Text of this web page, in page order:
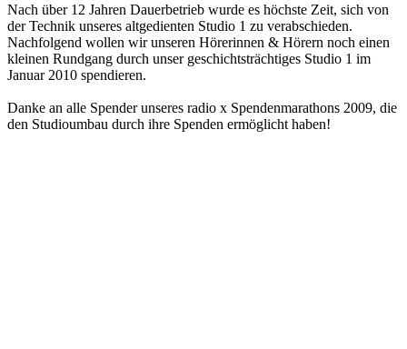
Nach über 12 Jahren Dauerbetrieb wurde es höchste Zeit, sich von
der Technik unseres altgedienten Studio 1 zu verabschieden.
Nachfolgend wollen wir unseren Hörerinnen & Hörern noch einen
kleinen Rundgang durch unser geschichtsträchtiges Studio 1 im
Januar 2010 spendieren.
Danke an alle Spender unseres radio x Spendenmarathons 2009, die
den Studioumbau durch ihre Spenden ermöglicht haben!